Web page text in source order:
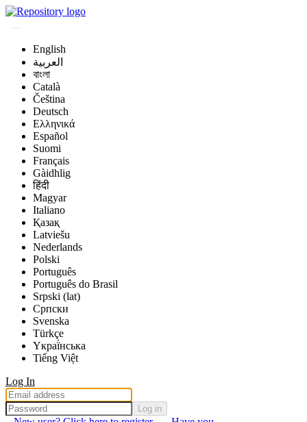
English
العربية
বাংলা
Català
Čeština
Deutsch
Ελληνικά
Español
Suomi
Français
Gàidhlig
हिंदी
Magyar
Italiano
Қазақ
Latviešu
Nederlands
Polski
Português
Português do Brasil
Srpski (lat)
Српски
Svenska
Türkçe
Yкраї́нська
Tiếng Việt
Log In
Log in